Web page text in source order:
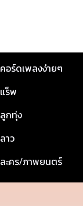
คอร์ดเพลงง่ายๆ
แร็พ
ลูกทุ่ง
ลาว
ละคร/ภาพยนตร์